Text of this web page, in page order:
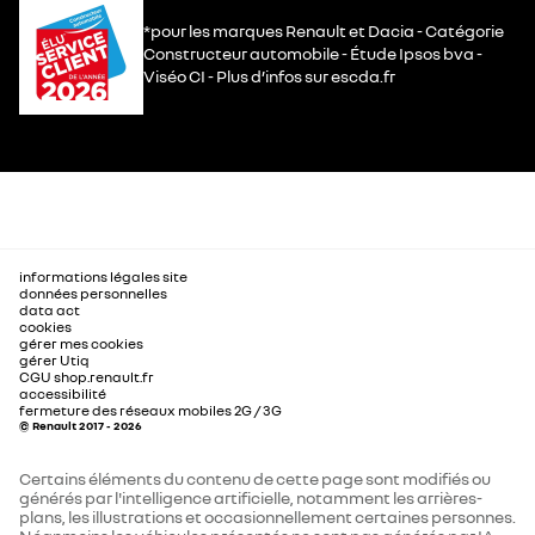
*pour les marques Renault et Dacia - Catégorie
Constructeur automobile - Étude Ipsos bva -
Viséo CI - Plus d’infos sur escda.fr
informations légales site
données personnelles
data act
cookies
gérer mes cookies
gérer Utiq
CGU shop.renault.fr
accessibilité
fermeture des réseaux mobiles 2G / 3G
© Renault 2017 - 2026
Certains éléments du contenu de cette page sont modifiés ou
générés par l'intelligence artificielle, notamment les arrières-
plans, les illustrations et occasionnellement certaines personnes.